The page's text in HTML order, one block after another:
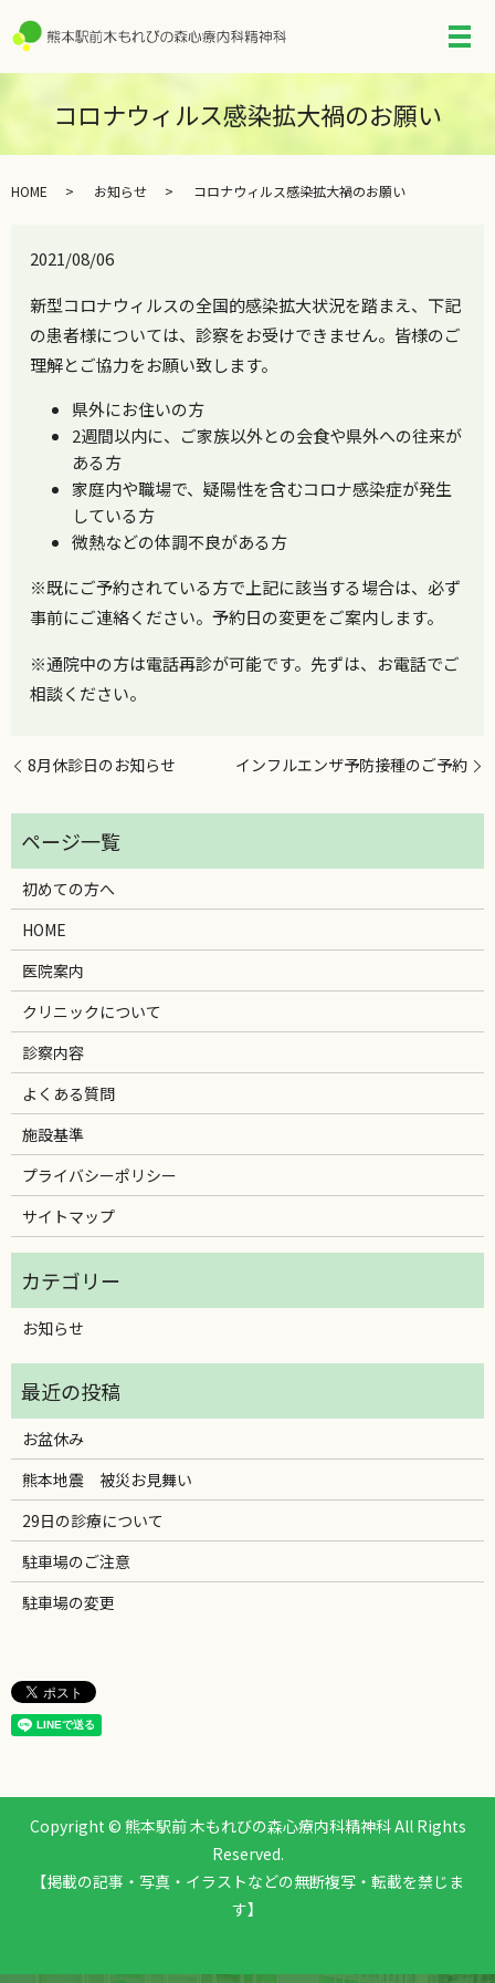
メ
コロナウィルス感染拡大禍のお願い
HOME お知らせ コロナウィルス感染拡大禍のお願い
2021/08/06
新型コロナウィルスの全国的感染拡大状況を踏まえ、下記
の患者様については、診察をお受けできません。皆様のご
理解とご協力をお願い致します。
県外にお住いの方
2週間以内に、ご家族以外との会食や県外への往来が
ある方
家庭内や職場で、疑陽性を含むコロナ感染症が発生
している方
微熱などの体調不良がある方
※既にご予約されている方で上記に該当する場合は、必ず
事前にご連絡ください。予約日の変更をご案内します。
※通院中の方は電話再診が可能です。先ずは、お電話でご
相談ください。
8月休診日のお知らせ インフルエンザ予防接種のご予約
初めての方へ
HOME
医院案内
クリニックについて
診察内容
よくある質問
施設基準
プライバシーポリシー
サイトマップ
お知らせ
お盆休み
熊本地震 被災お見舞い
29日の診療について
駐車場のご注意
駐車場の変更
Copyright © 熊本駅前 木もれびの森心療内科精神科 All Rights
Reserved.
【掲載の記事・写真・イラストなどの無断複写・転載を禁じま
す】